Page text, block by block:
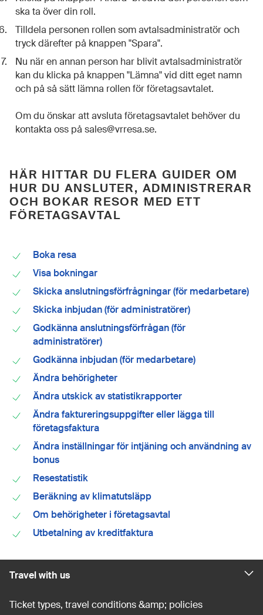
ska ta över din roll.
Tilldela personen rollen som avtalsadministratör och
tryck därefter på knappen "Spara".
Nu när en annan person har blivit avtalsadministratör
kan du klicka på knappen "Lämna" vid ditt eget namn
och på så sätt lämna rollen för företagsavtalet.
Om du önskar att avsluta företagsavtalet behöver du
kontakta oss på sales@vrresa.se.
HÄR HITTAR DU FLERA GUIDER OM
HUR DU ANSLUTER, ADMINISTRERAR
OCH BOKAR RESOR MED ETT
FÖRETAGSAVTAL
Boka resa
Visa bokningar
Skicka anslutningsförfrågningar (för medarbetare)
Skicka inbjudan (för administratörer)
Godkänna anslutningsförfrågan (för
administratörer)
Godkänna inbjudan (för medarbetare)
Ändra behörigheter
Ändra utskick av statistikrapporter
Ändra faktureringsuppgifter eller lägga till
företagsfaktura
Ändra inställningar för intjäning och användning av
bonus
Resestatistik
Beräkning av klimatutsläpp
Om behörigheter i företagsavtal
Utbetalning av kreditfaktura
Travel with us
Ticket types, travel conditions &amp; policies